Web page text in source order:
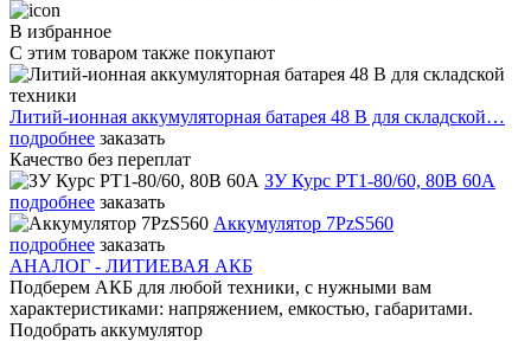
В избранное
С этим товаром также покупают
Литий-ионная аккумуляторная батарея 48 В для складской…
подробнее заказать
Качество без переплат
ЗУ Курс PT1-80/60, 80В 60А
подробнее заказать
Аккумулятор 7PzS560
подробнее заказать
АНАЛОГ - ЛИТИЕВАЯ АКБ
Подберем АКБ для любой техники, с нужными вам
характеристиками: напряжением, емкостью, габаритами.
Подобрать аккумулятор